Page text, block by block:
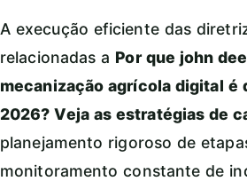
A execução eficiente das
relacionadas a Por que john
mecanização agrícola digital é
2026? Veja as estratégias de
planejamento rigoroso de
monitoramento constante de